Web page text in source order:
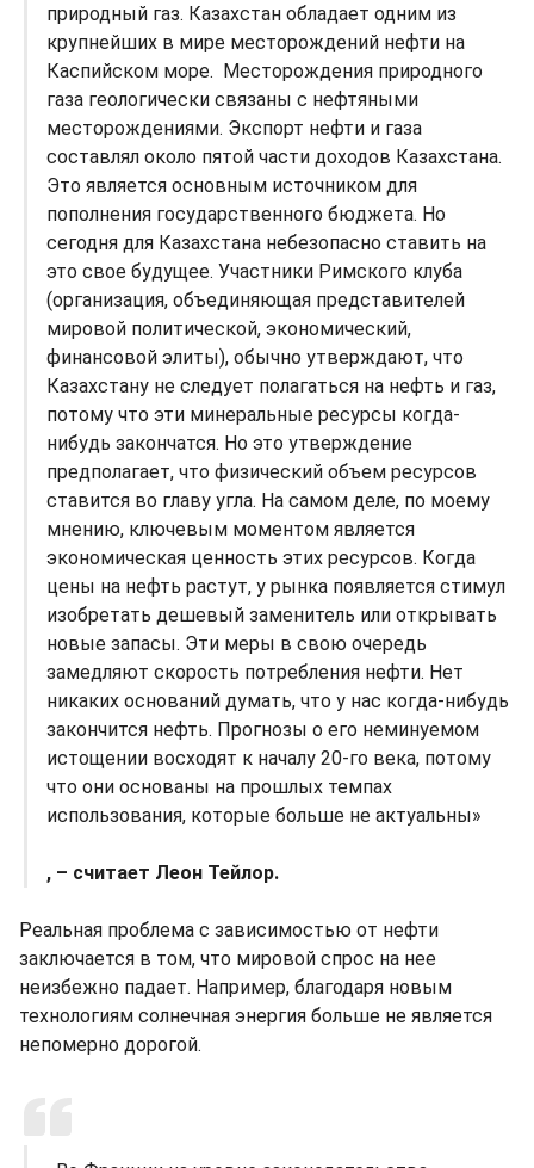
природный газ. Казахстан обладает одним из
крупнейших в мире месторождений нефти на
Каспийском море. Месторождения природного
газа геологически связаны с нефтяными
месторождениями. Экспорт нефти и газа
составлял около пятой части доходов Казахстана.
Это является основным источником для
пополнения государственного бюджета. Но
сегодня для Казахстана небезопасно ставить на
это свое будущее. Участники Римского клуба
(организация, объединяющая представителей
мировой политической, экономический,
финансовой элиты), обычно утверждают, что
Казахстану не следует полагаться на нефть и газ,
потому что эти минеральные ресурсы когда-
нибудь закончатся. Но это утверждение
предполагает, что физический объем ресурсов
ставится во главу угла. На самом деле, по моему
мнению, ключевым моментом является
экономическая ценность этих ресурсов. Когда
цены на нефть растут, у рынка появляется стимул
изобретать дешевый заменитель или открывать
новые запасы. Эти меры в свою очередь
замедляют скорость потребления нефти. Нет
никаких оснований думать, что у нас когда-нибудь
закончится нефть. Прогнозы о его неминуемом
истощении восходят к началу 20-го века, потому
что они основаны на прошлых темпах
использования, которые больше не актуальны»
, – считает Леон Тейлор.
Реальная проблема с зависимостью от нефти
заключается в том, что мировой спрос на нее
неизбежно падает. Например, благодаря новым
технологиям солнечная энергия больше не является
непомерно дорогой.